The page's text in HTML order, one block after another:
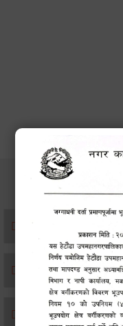
सेवाहरु
एकिकृत सम्पत्ति
विवाह दर्ता